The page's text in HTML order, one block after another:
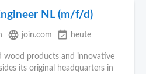
NL (m/f/d)
language join.com event_available heute
wood products and innovative
its original headquarters in